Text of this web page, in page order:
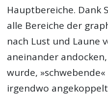
Hauptbereiche. Dank
alle Bereiche der
nach Lust und Laune
aneinander
wurde,
irgendwo